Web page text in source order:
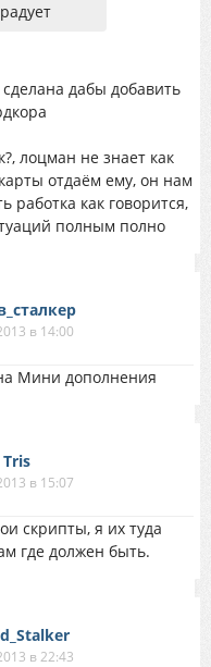
дабы добавить
лоцман не знает как
отдаём ему, он нам
работка как говорится,
полным полно
в 14:00
Мини дополнения
Tris
в 15:07
скрипты, я их туда
где должен быть.
в 22:43